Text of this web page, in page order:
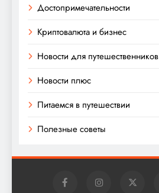
Достопримечательности
Криптовалюта и бизнес
Новости для путешественников
Новости плюс
Питаемся в путешествии
Полезные советы